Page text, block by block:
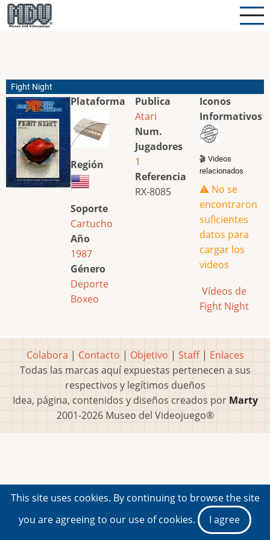
Pasar
al
Fight Night
Plataforma
Región
Soporte
Cartucho
Año
1987
Género
Deporte
Boxeo
Publica
Atari
Num.
Jugadores
1
Referencia
RX-8085
Iconos
Informativos
🎬 Videos
relacionados
⚠️ No se
encontraron
suficientes
datos para
cargar los
videos
Vídeos de
Fight Night
Colabora | Contacto | Objetivo | Staff| Enlaces
Todas las marcas aquí expuestas pertenecen a sus
respectivos y legítimos dueños
Idea, página, contenidos y diseños creados por Marty
2001-2026 Museo del Videojuego®
This site uses cookies. By continuing to browse the site
you are agreeing to our use of cookies.
I agree